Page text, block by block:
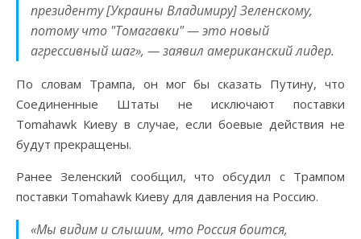
президенту [Украины Владимиру] Зеленскому,
потому что "Томагавки" — это новый
агрессивный шаг», — заявил американский лидер.
По словам Трампа, он мог бы сказать Путину, что
Соединенные Штаты не исключают поставки
Tomahawk Киеву в случае, если боевые действия не
будут прекращены.
Ранее Зеленский сообщил, что обсудил с Трампом
поставки Tomahawk Киеву для давления на Россию.
«Мы видим и слышим, что Россия боится,